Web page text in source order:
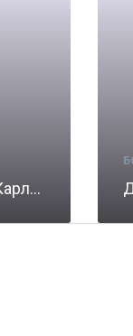
Фернандо Варгас-мл. vs Хуан Карлос Кордонес